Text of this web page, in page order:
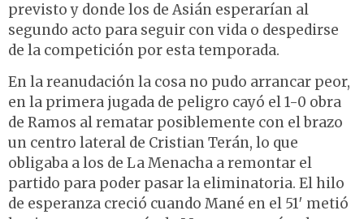
previsto y donde los de Asián esperarían al
segundo acto para seguir con vida o despedirse
de la competición por esta temporada.
En la reanudación la cosa no pudo arrancar peor,
en la primera jugada de peligro cayó el 1-0 obra
de Ramos al rematar posiblemente con el brazo
un centro lateral de Cristian Terán, lo que
obligaba a los de La Menacha a remontar el
partido para poder pasar la eliminatoria. El hilo
de esperanza creció cuando Mané en el 51′ metió